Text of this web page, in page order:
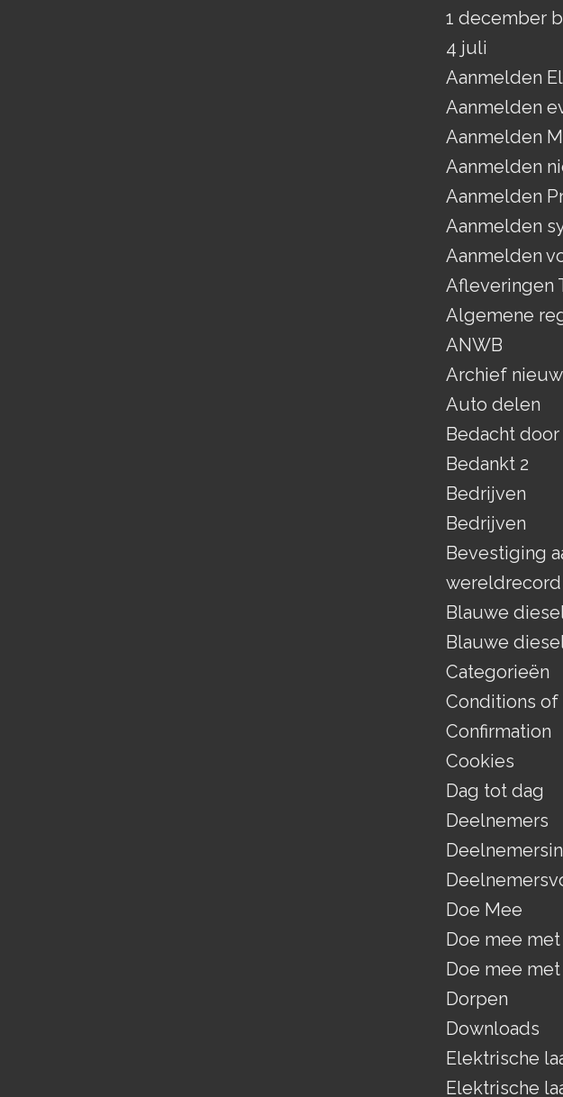
1 december
4 juli
Aanmelden
Aanmelden
Aanmelden
Aanmelden
Aanmelden
Aanmelden
Aanmelden
Afleveringen
Algemene
ANWB
Archief
Auto delen
Bedacht
Bedankt 2
Bedrijven
Bedrijven
Bevestiging
Blauwe
Blauwe
Categorieën
Conditions of
Confirmation
Cookies
Dag tot dag
Deelnemers
Doe Mee
Doe mee met
Doe mee
Dorpen
Downloads
Elektrische
Elektrische